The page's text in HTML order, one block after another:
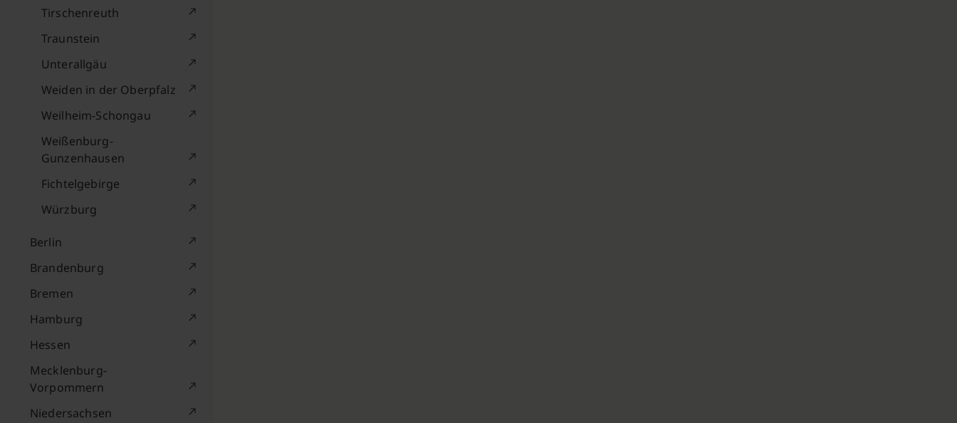
Tirschenreuth
Traunstein
Unterallgäu
Weiden in der Oberpfalz
Weilheim-Schongau
Weißenburg-
Gunzenhausen
Fichtelgebirge
Würzburg
Berlin
Brandenburg
Bremen
Hamburg
Hessen
Mecklenburg-
Vorpommern
Niedersachsen